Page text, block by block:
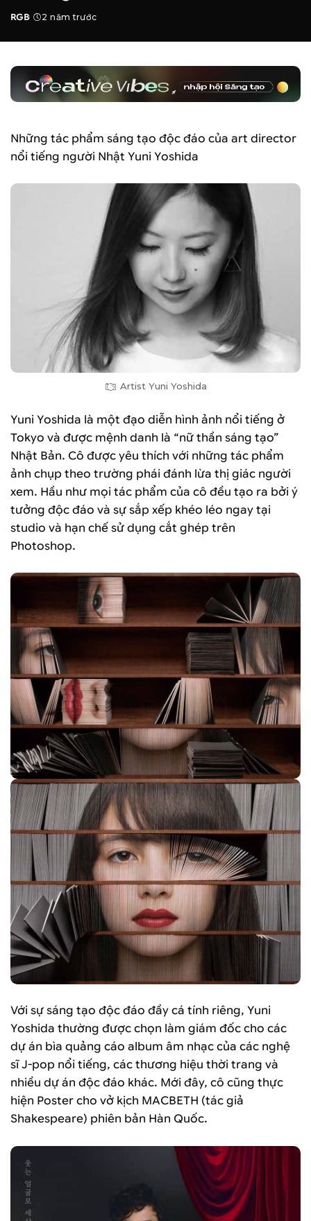
Posted
RGB 2 năm trước
Những tác phẩm sáng tạo độc đáo của art director
nổi tiếng người Nhật Yuni Yoshida
Artist Yuni Yoshida
Yuni Yoshida là một đạo diễn hình ảnh nổi tiếng ở
Tokyo và được mệnh danh là “nữ thần sáng tạo”
Nhật Bản. Cô được yêu thích với những tác phẩm
ảnh chụp theo trường phái đánh lừa thị giác người
xem. Hầu như mọi tác phẩm của cô đều tạo ra bởi ý
tưởng độc đáo và sự sắp xếp khéo léo ngay tại
studio và hạn chế sử dụng cắt ghép trên
Photoshop.
Với sự sáng tạo độc đáo đầy cá tính riêng, Yuni
Yoshida thường được chọn làm giám đốc cho các
dự án bìa quảng cáo album âm nhạc của các nghệ
sĩ J-pop nổi tiếng, các thương hiệu thời trang và
nhiều dự án độc đáo khác. Mới đây, cô cũng thực
hiện Poster cho vở kịch MACBETH (tác giả
Shakespeare) phiên bản Hàn Quốc.